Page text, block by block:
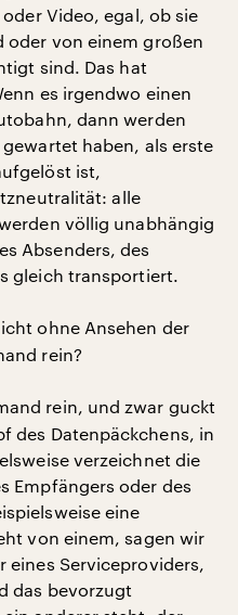
Video, egal, ob sie
oder von einem großen
sind. Das hat
es irgendwo einen
dann werden
haben, als erste
ist,
alle
völlig unabhängig
Absenders, des
gleich transportiert.
ohne Ansehen der
rein?
rein, und zwar guckt
des Datenpäckchens, in
verzeichnet die
Empfängers oder des
eine
von einem, sagen wir
eines Serviceproviders,
das bevorzugt